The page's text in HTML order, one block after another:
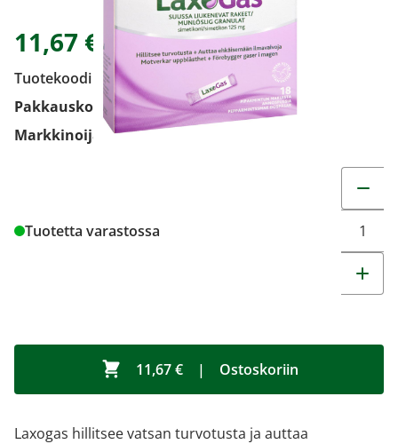
11,67 €
Tuotekoodi 2378578
Pakkauskoko 18 kpl
Markkinoija
STADA Nordic
Tuotetta varastossa
11,67 € | Ostoskoriin
Laxogas hillitsee vatsan turvotusta ja auttaa